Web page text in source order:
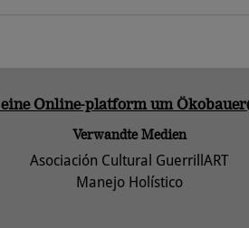
Online-platform um
Verwandte Medien
Asociación Cultural GuerrillART
Manejo Holístico